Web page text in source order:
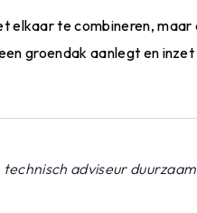
elkaar te combineren,
groendak aanlegt en
adviseur